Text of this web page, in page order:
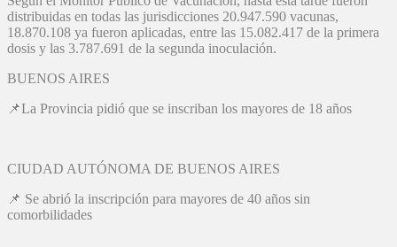
distribuidas en todas las jurisdicciones 20.947.590 vacunas,
18.870.108 ya fueron aplicadas, entre las 15.082.417 de la primera
dosis y las 3.787.691 de la segunda inoculación.
BUENOS AIRES
📌La Provincia pidió que se inscriban los mayores de 18 años
CIUDAD AUTÓNOMA DE BUENOS AIRES
📌 Se abrió la inscripción para mayores de 40 años sin
comorbilidades